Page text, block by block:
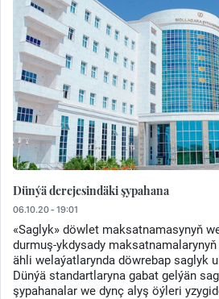
Dünýä derejesindäki şypahana
06.10.20 - 19:01
«Saglyk» döwlet maksatnamasynyň
durmuş-ykdysady
ähli welaýatlarynda döwrebap saglyk
Dünýä standartlaryna gabat gelýän
şypahanalar we dynç alyş öýleri